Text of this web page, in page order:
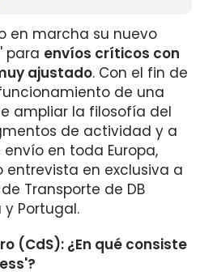
en marcha su nuevo
' para envíos críticos con
ajustado. Con el fin de
de una
ampliar la filosofía del
de actividad y a
en toda Europa,
entrevista en exclusiva a
Transporte de DB
y Portugal.
(CdS): ¿En qué consiste